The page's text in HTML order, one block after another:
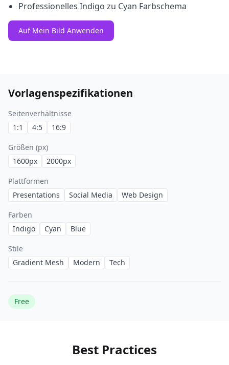
Professionelles Indigo zu Cyan Farbschema
Auf Mein Bild Anwenden
Vorlagenspezifikationen
Seitenverhältnisse
1:1
4:5 16:9
Größen (px)
1600px 2000px
Plattformen
Presentations
Social Media Web Design
Farben
Indigo
Cyan Blue
Stile
Gradient Mesh
Modern Tech
Free
Best Practices